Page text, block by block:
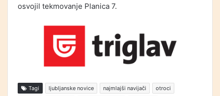
osvojil tekmovanje Planica 7.
Tagi ljubljanske novice najmlajši navijači
otroci